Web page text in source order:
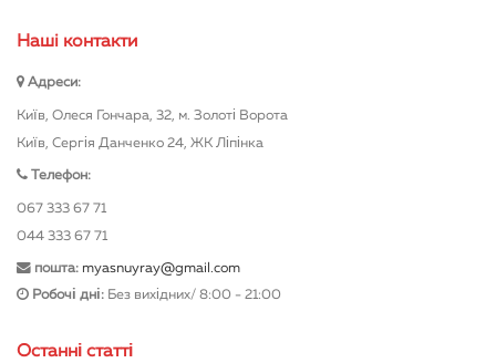
Нашi контакти
Адреси:
Київ, Олеся Гончара, 32, м. Золоті Ворота
Київ, Сергія Данченко 24, ЖК Ліпінка
Телефон:
067 333 67 71
044 333 67 71
пошта: myasnuyray@gmail.com
Робочі дні: Без вихідних/ 8:00 - 21:00
Останні статті